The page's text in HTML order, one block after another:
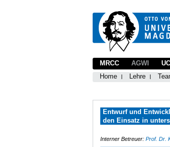
MRCC
AGWI
Home
Lehre
Entwurf und
den Einsatz in
Interner Betreuer: Prof. Dr.